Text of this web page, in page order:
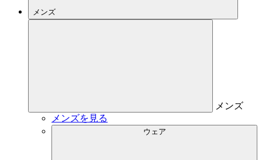
メンズ
メンズ
メンズを見る
ウェア